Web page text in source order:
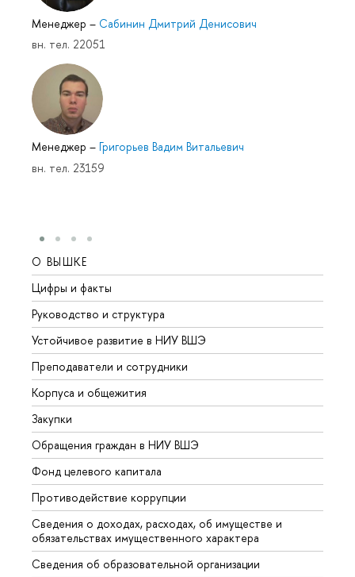
Менеджер – Сабинин Дмитрий Денисович
вн. тел. 22051
Менеджер – Григорьев Вадим Витальевич
вн. тел. 23159
О ВЫШКЕ
Цифры и факты
Руководство и структура
Устойчивое развитие в НИУ ВШЭ
Преподаватели и сотрудники
Корпуса и общежития
Закупки
Обращения граждан в НИУ ВШЭ
Фонд целевого капитала
Противодействие коррупции
Сведения о доходах, расходах, об имуществе и
обязательствах имущественного характера
Сведения об образовательной организации